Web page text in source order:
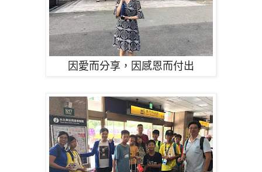
因愛而分享，因感恩而付出